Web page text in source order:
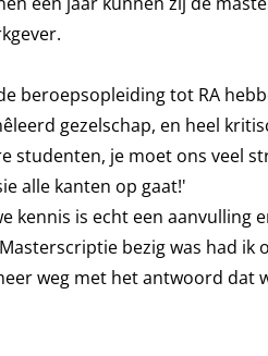
beroepsopleiding tot RA
gezelschap, en heel
studenten, je moet ons veel
alle kanten op gaat!'
kennis is echt een aanvulling
bezig was had ik
weg met het antwoord dat